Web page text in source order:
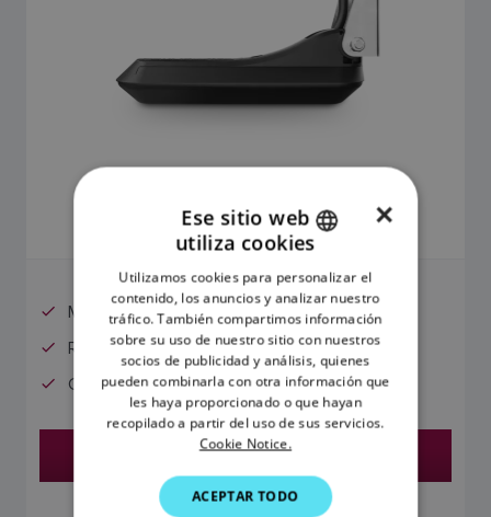
El precio incluye el IVA
Montaje en popa
RealVision 3D
Cable alargador de 8 metros
Encontrar un distribuidor
ENGLISH
FRENCH
DANISH
ITALIAN
SWEDISH
DUTCH
SPANISH
×
Ese sitio web
utiliza cookies
Utilizamos cookies para personalizar el
contenido, los anuncios y analizar nuestro
tráfico. También compartimos información
sobre su uso de nuestro sitio con nuestros
socios de publicidad y análisis, quienes
pueden combinarla con otra información que
les haya proporcionado o que hayan
recopilado a partir del uso de sus servicios.
Cookie Notice.
ACEPTAR TODO